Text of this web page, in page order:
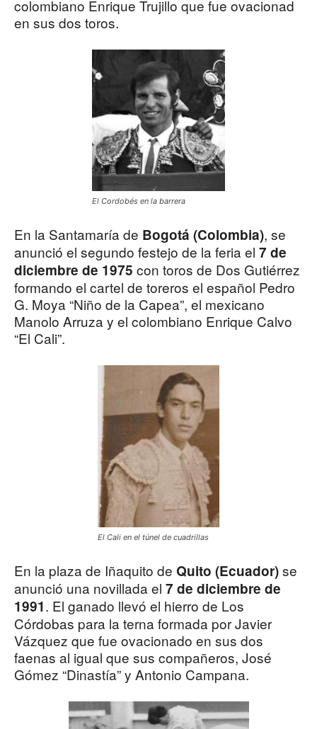
colombiano Enrique Trujillo que fue ovacionad
en sus dos toros.
El Cordobés en la barrera
En la Santamaría de Bogotá (Colombia), se
anunció el segundo festejo de la feria el 7 de
diciembre de 1975 con toros de Dos Gutiérrez
formando el cartel de toreros el español Pedro
G. Moya “Niño de la Capea”, el mexicano
Manolo Arruza y el colombiano Enrique Calvo
“El Cali”.
El Cali en el túnel de cuadrillas
En la plaza de Iñaquito de Quito (Ecuador)se
anunció una novillada el 7 de diciembre de
1991. El ganado llevó el hierro de Los
Córdobas para la terna formada por Javier
Vázquez que fue ovacionado en sus dos
faenas al igual que sus compañeros, José
Gómez “Dinastía” y Antonio Campana.